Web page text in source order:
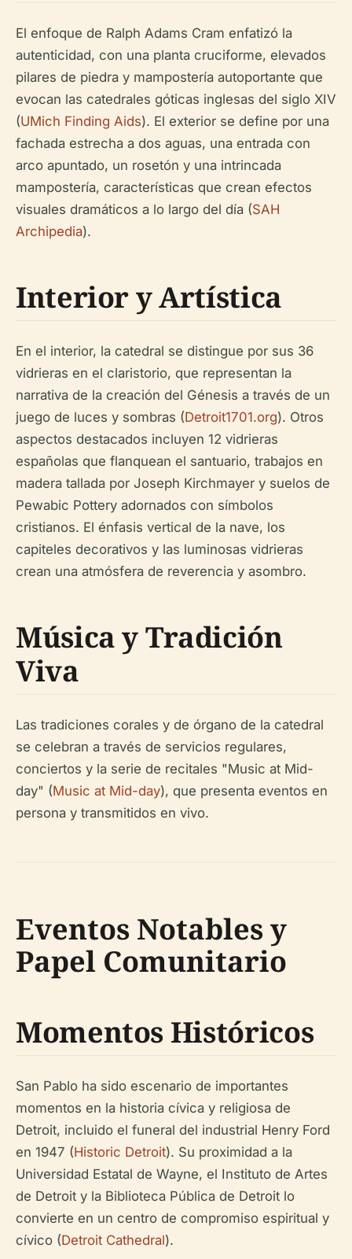
El enfoque de Ralph Adams Cram enfatizó la
autenticidad, con una planta cruciforme, elevados
pilares de piedra y mampostería autoportante que
evocan las catedrales góticas inglesas del siglo XIV
(UMich Finding Aids). El exterior se define por una
fachada estrecha a dos aguas, una entrada con
arco apuntado, un rosetón y una intrincada
mampostería, características que crean efectos
visuales dramáticos a lo largo del día (SAH
Archipedia).
Interior y Artística
En el interior, la catedral se distingue por sus 36
vidrieras en el claristorio, que representan la
narrativa de la creación del Génesis a través de un
juego de luces y sombras (Detroit1701.org). Otros
aspectos destacados incluyen 12 vidrieras
españolas que flanquean el santuario, trabajos en
madera tallada por Joseph Kirchmayer y suelos de
Pewabic Pottery adornados con símbolos
cristianos. El énfasis vertical de la nave, los
capiteles decorativos y las luminosas vidrieras
crean una atmósfera de reverencia y asombro.
Música y Tradición
Viva
Las tradiciones corales y de órgano de la catedral
se celebran a través de servicios regulares,
conciertos y la serie de recitales "Music at Mid-
day" (Music at Mid-day), que presenta eventos en
persona y transmitidos en vivo.
Eventos Notables y
Papel Comunitario
Momentos Históricos
San Pablo ha sido escenario de importantes
momentos en la historia cívica y religiosa de
Detroit, incluido el funeral del industrial Henry Ford
en 1947 (Historic Detroit). Su proximidad a la
Universidad Estatal de Wayne, el Instituto de Artes
de Detroit y la Biblioteca Pública de Detroit lo
convierte en un centro de compromiso espiritual y
cívico (Detroit Cathedral).